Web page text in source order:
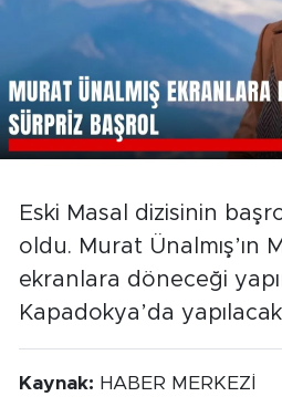
Eski Masal dizisinin
oldu. Murat Ünalmış’ın
ekranlara döneceği
Kapadokya’da
Kaynak: HABER MERKEZİ